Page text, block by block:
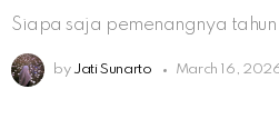
Siapa saja pemenangnya
by Jati Sunarto March 16,